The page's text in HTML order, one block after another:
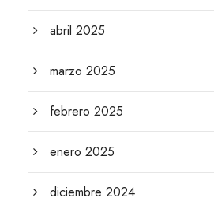
abril 2025
marzo 2025
febrero 2025
enero 2025
diciembre 2024